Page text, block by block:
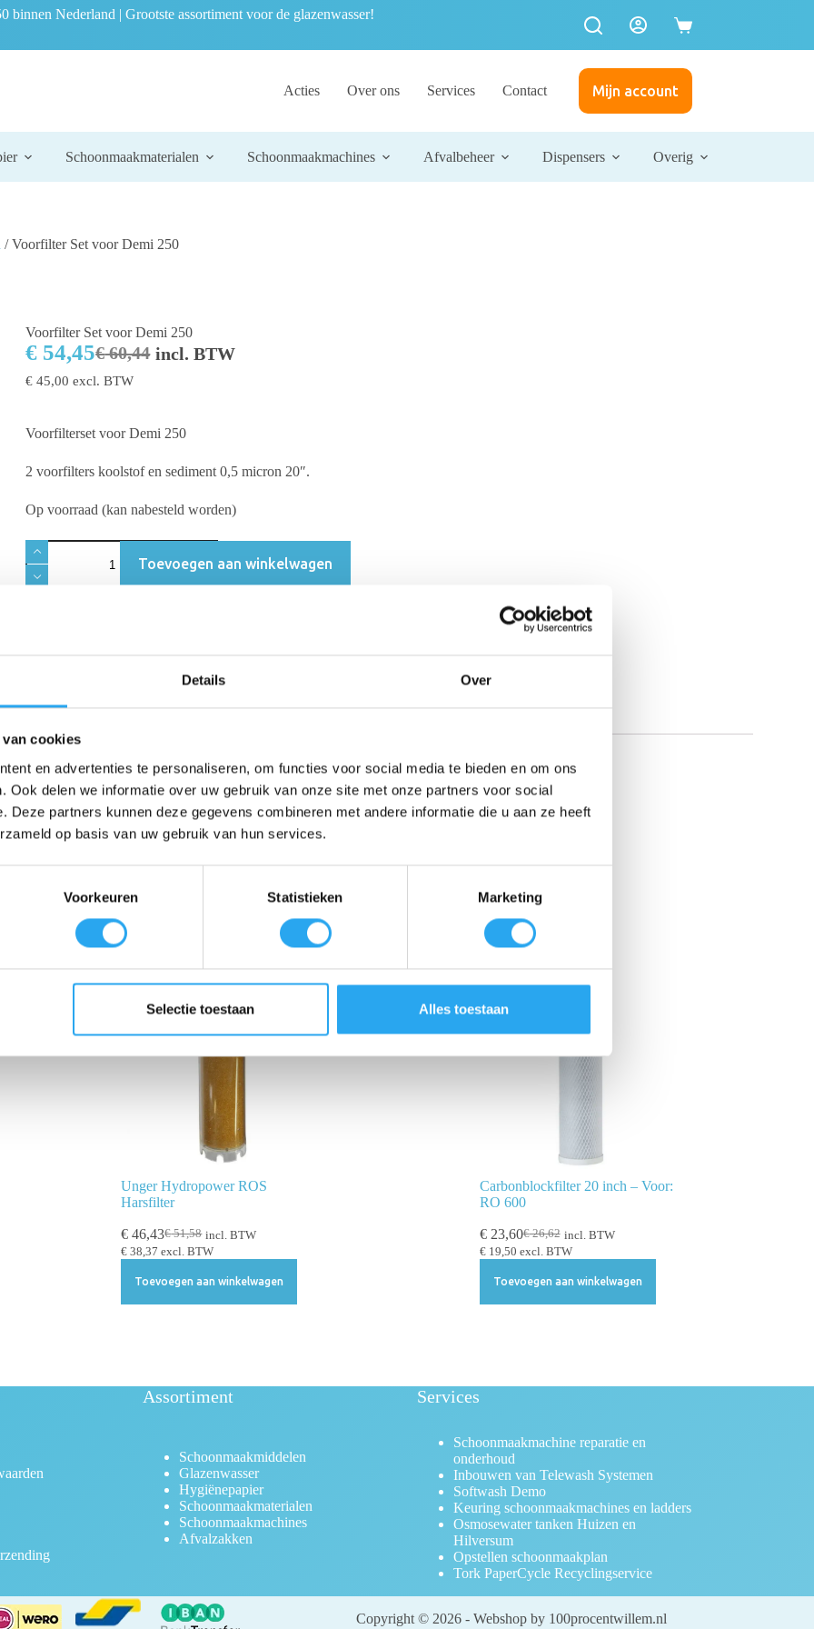
Details Over
van cookies
en advertenties te personaliseren, om functies voor social media te bieden en om ons
Ook delen we informatie over uw gebruik van onze site met onze partners voor social
Deze partners kunnen deze gegevens combineren met andere informatie die u aan ze heeft
op basis van uw gebruik van hun services.
Voorkeuren Statistieken Marketing
Selectie toestaan Alles toestaan
binnen Nederland | Grootste assortiment voor de glazenwasser!
Acties Over ons Services Contact Mijn account
Schoonmaakmaterialen Schoonmaakmachines Afvalbeheer Dispensers Overig
/ Voorfilter Set voor Demi 250
Voorfilter Set voor Demi 250
€60,44
€ 54,45 incl. BTW
€ 45,00 excl. BTW
Voorfilterset voor Demi 250
2 voorfilters koolstof en sediment 0,5 micron 20″.
Op voorraad (kan nabesteld worden)
Toevoegen aan winkelwagen
Beschrijving Beoordelingen (0)
Unger Hydropower ROS
Harsfilter
€51,58
€ 46,43
incl. BTW
€ 38,37 excl. BTW
Toevoegen aan winkelwagen
Carbonblockfilter 20 inch – Voor:
RO 600
€26,62
€23,60
incl. BTW
€19,50 excl. BTW
Toevoegen aan winkelwagen
Assortiment
Schoonmaakmiddelen
Glazenwasser
Hygiënepapier
Schoonmaakmaterialen
Schoonmaakmachines
Afvalzakken
Services
Schoonmaakmachine reparatie en
onderhoud
Inbouwen van Telewash Systemen
Softwash Demo
Keuring schoonmaakmachines en ladders
Osmosewater tanken Huizen en
Hilversum
Opstellen schoonmaakplan
Tork PaperCycle Recyclingservice
Copyright © 2026 - Webshop by 100procentwillem.nl